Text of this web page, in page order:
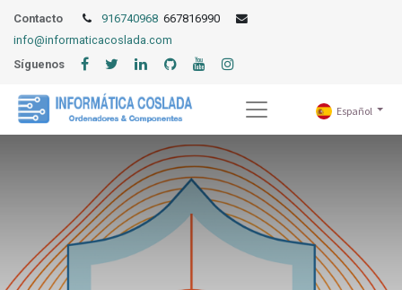
Contacto 916740968 667816990
info@informaticacoslada.com
Síguenos
Español